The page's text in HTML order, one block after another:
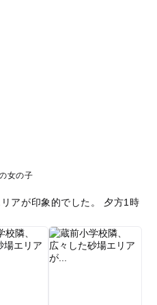
女の子
印象的でした。 夕方1時